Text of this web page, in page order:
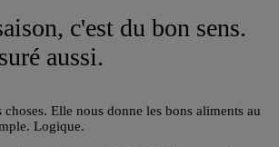
c'est du bon sens.
aussi.
Elle nous donne les bons aliments au
Logique.